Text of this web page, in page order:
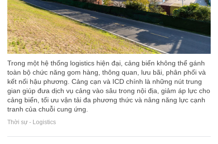
Trong một hệ thống logistics hiện đại, cảng biển không thể gánh
toàn bộ chức năng gom hàng, thông quan, lưu bãi, phân phối và
kết nối hậu phương. Cảng cạn và ICD chính là những nút trung
gian giúp đưa dịch vụ cảng vào sâu trong nội địa, giảm áp lực cho
cảng biển, tối ưu vận tải đa phương thức và nâng năng lực cạnh
tranh của chuỗi cung ứng.
Thời sự - Logistics